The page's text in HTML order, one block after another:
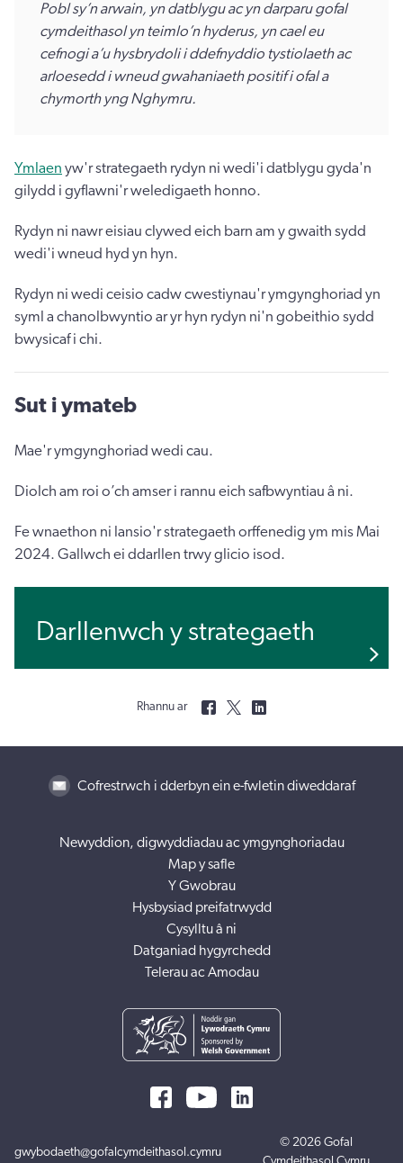
Pobl sy’n arwain, yn datblygu ac yn darparu gofal
cymdeithasol yn teimlo’n hyderus, yn cael eu
cefnogi a’u hysbrydoli i ddefnyddio tystiolaeth ac
arloesedd i wneud gwahaniaeth positif i ofal a
chymorth yng Nghymru.
Ymlaen yw'r strategaeth rydyn ni wedi'i datblygu gyda'n
gilydd i gyflawni'r weledigaeth honno.
Rydyn ni nawr eisiau clywed eich barn am y gwaith sydd
wedi'i wneud hyd yn hyn.
Rydyn ni wedi ceisio cadw cwestiynau'r ymgynghoriad yn
syml a chanolbwyntio ar yr hyn rydyn ni'n gobeithio sydd
bwysicaf i chi.
Sut i ymateb
Mae'r ymgynghoriad wedi cau.
Diolch am roi o’ch amser i rannu eich safbwyntiau â ni.
Fe wnaethon ni lansio'r strategaeth orffenedig ym mis Mai
2024. Gallwch ei ddarllen trwy glicio isod.
Darllenwch y strategaeth
Rhannu ar
Cofrestrwch i dderbyn ein e-fwletin diweddaraf
Newyddion, digwyddiadau ac ymgynghoriadau
Map y safle
Y Gwobrau
Hysbysiad preifatrwydd
Cysylltu â ni
Datganiad hygyrchedd
Telerau ac Amodau
gwybodaeth@gofalcymdeithasol.cymru
© 2026 Gofal